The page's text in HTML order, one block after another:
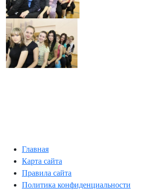
Главная
Карта сайта
Правила сайта
Политика конфиденциальности